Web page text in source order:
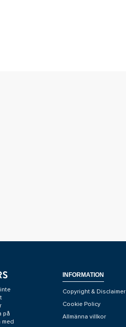
på
med
INFORMATION
Copyright & Disclaimer
Cookie Policy
Allmänna villkor